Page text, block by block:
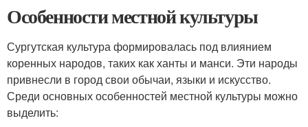
Особенности местной культуры
Сургутская культура формировалась под влиянием
коренных народов, таких как ханты и манси. Эти народы
привнесли в город свои обычаи, языки и искусство.
Среди основных особенностей местной культуры можно
выделить: